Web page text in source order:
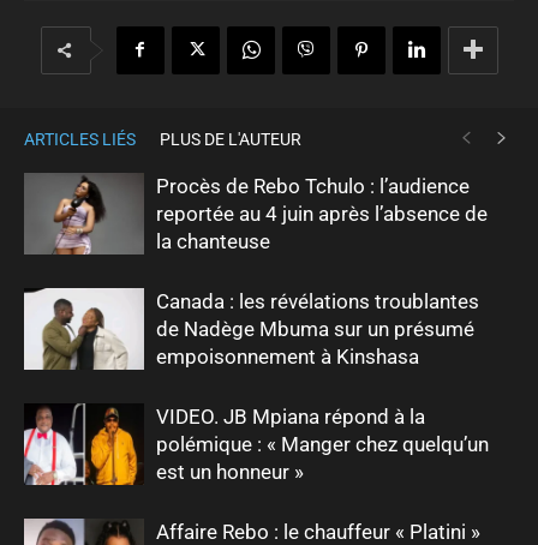
ARTICLES LIÉS PLUS DE L'AUTEUR
Procès de Rebo Tchulo : l’audience
reportée au 4 juin après l’absence de
la chanteuse
Canada : les révélations troublantes
de Nadège Mbuma sur un présumé
empoisonnement à Kinshasa
VIDEO. JB Mpiana répond à la
polémique : « Manger chez quelqu’un
est un honneur »
Affaire Rebo : le chauffeur « Platini »